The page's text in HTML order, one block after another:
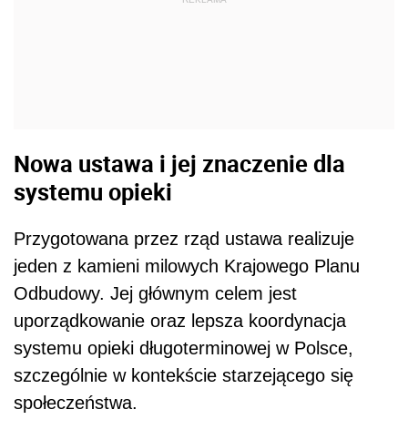
Nowa ustawa i jej znaczenie dla
systemu opieki
Przygotowana przez rząd ustawa realizuje
jeden z kamieni milowych Krajowego Planu
Odbudowy. Jej głównym celem jest
uporządkowanie oraz lepsza koordynacja
systemu opieki długoterminowej w Polsce,
szczególnie w kontekście starzejącego się
społeczeństwa.